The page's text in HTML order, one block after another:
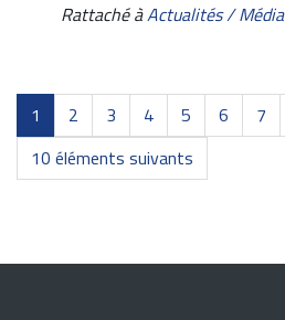
Rattaché àActualités / Média
1 2 3 4 5 6 7
10 éléments suivants